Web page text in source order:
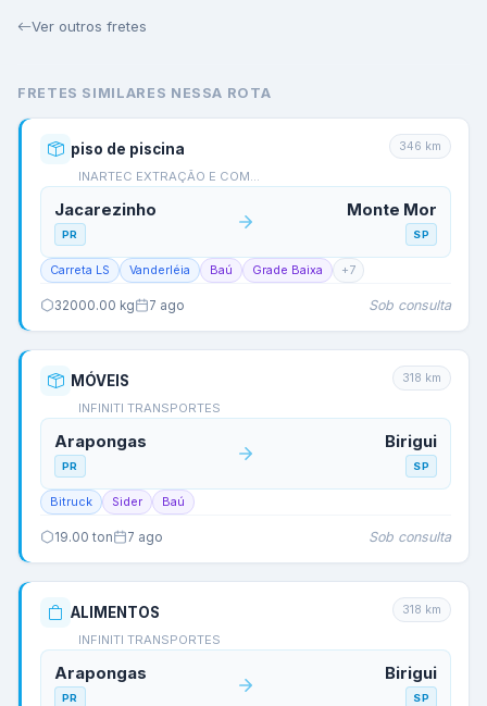
Ver outros fretes
FRETES SIMILARES NESSA ROTA
piso de piscina
INARTEC EXTRAÇÃO E COM…
346 km
Jacarezinho
PR
Monte Mor
SP
Carreta LS Vanderléia Baú Grade Baixa +7
32000.00 kg 7 ago Sob consulta
MÓVEIS
INFINITI TRANSPORTES
318 km
Arapongas
PR
Birigui
SP
Bitruck Sider Baú
19.00 ton 7 ago Sob consulta
ALIMENTOS
INFINITI TRANSPORTES
318 km
Arapongas
PR
Birigui
SP